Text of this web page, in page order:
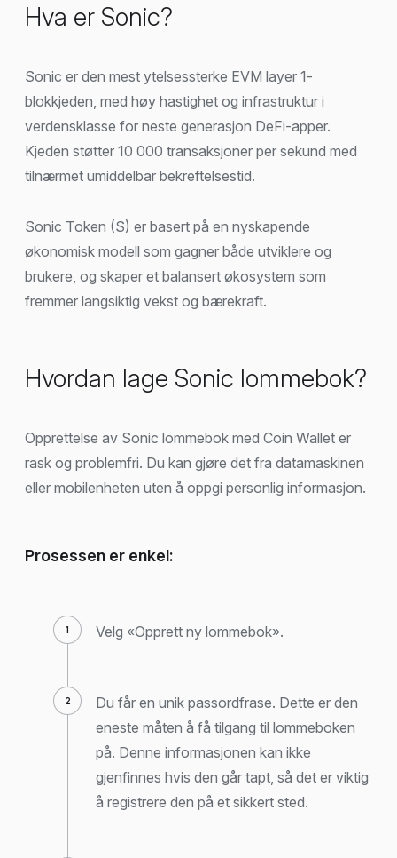
Hva er Sonic?
Sonic er den mest ytelsessterke EVM layer 1-
blokkjeden, med høy hastighet og infrastruktur i
verdensklasse for neste generasjon DeFi-apper.
Kjeden støtter 10 000 transaksjoner per sekund med
tilnærmet umiddelbar bekreftelsestid.
Sonic Token (S) er basert på en nyskapende
økonomisk modell som gagner både utviklere og
brukere, og skaper et balansert økosystem som
fremmer langsiktig vekst og bærekraft.
Hvordan lage Sonic lommebok?
Opprettelse av Sonic lommebok med Coin Wallet er
rask og problemfri. Du kan gjøre det fra datamaskinen
eller mobilenheten uten å oppgi personlig informasjon.
Prosessen er enkel:
Velg «Opprett ny lommebok».
Du får en unik passordfrase. Dette er den
eneste måten å få tilgang til lommeboken
på. Denne informasjonen kan ikke
gjenfinnes hvis den går tapt, så det er viktig
å registrere den på et sikkert sted.